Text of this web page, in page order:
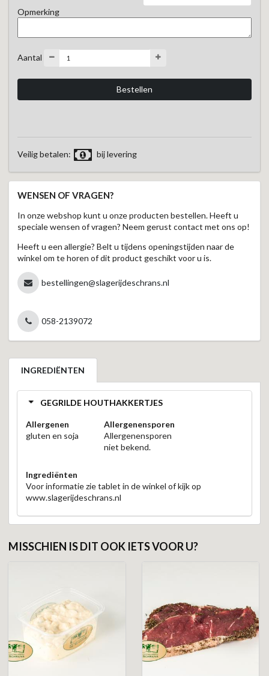
Opmerking
Aantal
Veilig betalen: bij levering
WENSEN OF VRAGEN?
In onze webshop kunt u onze producten bestellen. Heeft u
speciale wensen of vragen? Neem gerust contact met ons op!
Heeft u een allergie? Belt u tijdens openingstijden naar de
winkel om te horen of dit product geschikt voor u is.
bestellingen@slagerijdeschrans.nl
058-2139072
INGREDIËNTEN
GEGRILDE HOUTHAKKERTJES
Allergenen
gluten en soja
Allergenensporen
Allergenensporen
niet bekend.
Ingrediënten
Voor informatie zie tablet in de winkel of kijk op
www.slagerijdeschrans.nl
MISSCHIEN IS DIT OOK IETS VOOR U?